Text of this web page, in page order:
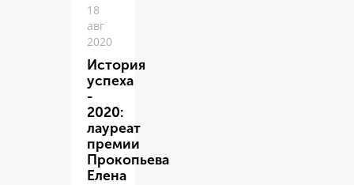
18
авг
2020
История
успеха
-
2020:
лауреат
премии
Прокопьева
Елена